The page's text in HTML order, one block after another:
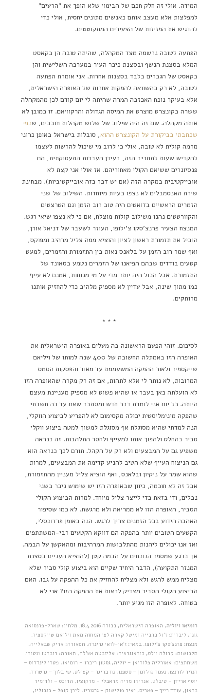
המידה. אולי זה חלק חכם של הבימוי שלא הופך את "הרעים"
למפלצות אלא מעצב אותם כאנשים מתונים יחסית, אולי כדי
להדגיש את הפזיזות של הצעירים המתקוטטים.
הפתעה לטובה נרשמה מצד המקהלה, שהיתה טובה הן בקאסט
המלא בסצנת הנשף ובסצנת כיכר העיר במערכה השלישית והן
בקאסט של הגברים בלבד בסצנות אחרות. אני אומרת הפתעה
לטובה, לא רק בהשוואה להפקות אחרות של האופרה הישראלית,
אלא בעיקר נוכח האכזבה המרה שהיתה לי יום קודם לכן מהמקהלה
ששרה בקונצרט מוצרט את המיסה הגדולה והרקוויאם. זו כמובן לא
אותה מקהלה. שם זה היה שילוב של שלוש מקהלות חובבים, שכפי
שכתבתי בביקורת על הקונצרט ההוא, סובלות בישראל באופן כרוני
מרמה קולית לא טובה, אולי כי לרוב מי שיכול להרשות לעצמו
להקדיש שעות לתחביב הזה, בעידן העבדות התעסוקתית, הם
פנסיונרים ששיאם הקולי מאחוריהם. אז אולי אני קצת לא
אובייקטיבית במקרה הזה (אם יש דבר כזה אובייקטיביות). מבחינת
שירת האנסמבלים לא נצפו בעיות מיוחדות. השילוב של שני
הזמרים הראשיים בדואטים היה טוב רוב הזמן וגם הטרצטים
והקוורטטים נהנו משילוב קולות מוצלח, אם כי לא נצפו שיאי רגש.
המנצח הצעיר פרנצ'סקו צ'ילופו, העוזר לשעבר של דניאל אורן,
הוביל את תזמורת ראשון לציון והוציא ממה צליל מרהיב ומפוקס,
ואף שמר רוב הזמן על בלאנס נאות בין התזמורת והזמרים, למעט
קטעים בודדים שבהם הפיאנו של הזמרים נטמע בסאונד של
התזמורת. אבל הכול היה יותר מדי על מי מנוחות, אמנם לא עייף
כמו מתוך שינה, אבל עדיין לא מספיק מלהיב כדי להחזיק אותנו
מרותקים.
* * *
לסיכום. זוהי הפעם הראשונה בה מעלים באופרה הישראלית את
האופרה הזו באמתלה החשובה של 400 שנה למותו של ויליאם
שייקספיר ולאור ההפקה המשעממת עד מאוד והפסקות הסמס
המרובות, לא נותר לי אלא לתהות, אם זה רק מקרה שהאופרה הזו
לא הועלתה כאן בעבר או שהיא פשוט לא מספיק מעניינת מעצם
היותה. כל יום אני לומדת דבר חדש ומסתבר שאם עד כה חשבתי
שהפקה מינימליסטית יכולה מקסימום לא להפריע לביצוע הווקלי,
הנה למדתי שהיא מסוגלת אף מסוגלת למשוך למטה ביצוע ווקלי
סביר בהחלט ולהפוך אותו למעייף ולחסר התלהבות. זה כנראה
משפיע גם על המבצעים ולא רק על הקהל. תורם לכך כנראה הוא
גם הניצוח העייף שלא הטיב להניע קדימה את המבצעים, למרות
שהוא שמר על ניקיון ובלאנס, ואף הוציא צליל מעניין מהתזמורת,
אבל זה לא חוכמה, כיוון שבאופרה הזו יש שימוש ניכר בשני
נבלים, ודי בזאת כדי לייצר צליל מיוחד. למרות הביצוע הקולי
הסביר, האופרה הזו לא ממריאה ולא מרגשת. לא כמו שסיפור
האהבה הידוע בכל הזמנים צריך לרגש. הנה באופן פרדוכסלי,
הקטעים הטובים יותר בהפקה הם דווקא הקטעים רבי-המשתתפים
ואז אנו יכולים ליהנות מהתלבושות המרהיבות ומהאקשן על הבמה.
אך ברגע שמספר הנוכחים על הבמה קטן (להוציא העניים בסצנת
המנזר התקועה), הדבר היחיד שקיים הוא ביצוע קולי סביר שלא
מצליח ממש לרגש ולא מצליח להחזיק את כל ההפקה על גבו. האם
הביצוע הקולי הסביר מצדיק לראות את ההפקה הזו? אני לא
בטוחה. לאופרה הזו מגיע יותר.
רומיאו ויוליה
, האופרה הישראלית, בכורה 18.4.2016. מלחין: שארל-פרנסואה
גונו, ליברית: ז'ול ברבייה ומישל קארה לפי המחזה מאת ויליאם שייקספיר.
מנצח: פרנצ'סקו צ'ילופו. במאי: ז'אן-לואי גרינדה. תפאורה: אריק שבאלייה,
תלבושות: קרולה וולס, כוראוגרפיה: אליזבטה אצ'לה, תאורה: רוברטו ונטורי.
משתתפים: אאורליה פלוריאן – יוליה, גסטון ריברו – רומיאו, פטרי לינדרוס –
הנזיר לורנצו, נעמה גולדמן – סטפנו, נח בריגר – קפולט, שי בלוך – גרטרוד,
יוסף ארידן – טיבלט, אנריקו מריה מראבלי – מרקוציו, הדוכס – ולדימיר
בראון, עודד רייך – פאריס, יאיר פולישוק – גרגוריו, לירן קופל – בנבוליו,